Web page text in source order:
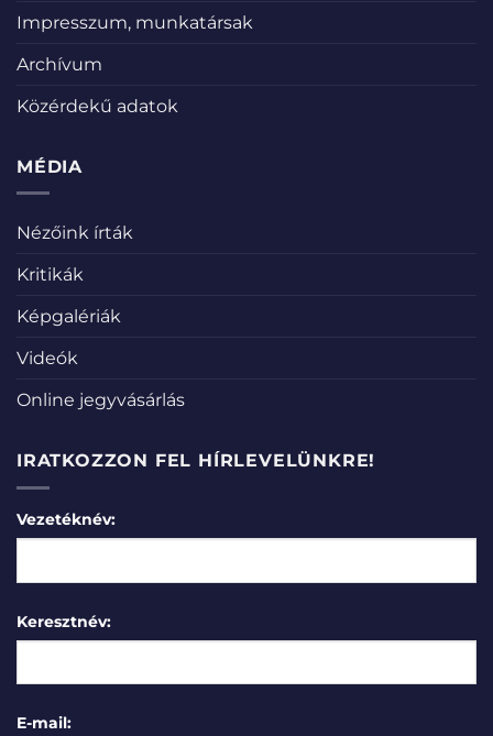
Impresszum, munkatársak
Archívum
Közérdekű adatok
MÉDIA
Nézőink írták
Kritikák
Képgalériák
Videók
Online jegyvásárlás
IRATKOZZON FEL HÍRLEVELÜNKRE!
Vezetéknév:
Keresztnév:
E-mail: